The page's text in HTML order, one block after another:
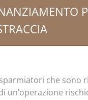
che sono